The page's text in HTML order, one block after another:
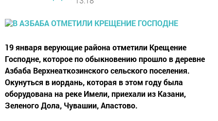
19 января верующие района отметили Крещение
Господне, которое по обыкновению прошло в деревне
Азбаба Верхнеаткозинского сельского поселения.
Окунуться в иордань, которая в этом году была
оборудована на реке Имели, приехали из Казани,
Зеленого Дола, Чувашии, Апастово.